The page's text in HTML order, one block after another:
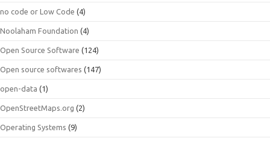
no code or Low Code (4)
Noolaham Foundation (4)
Open Source Software (124)
Open source softwares (147)
open-data (1)
OpenStreetMaps.org (2)
Operating Systems (9)